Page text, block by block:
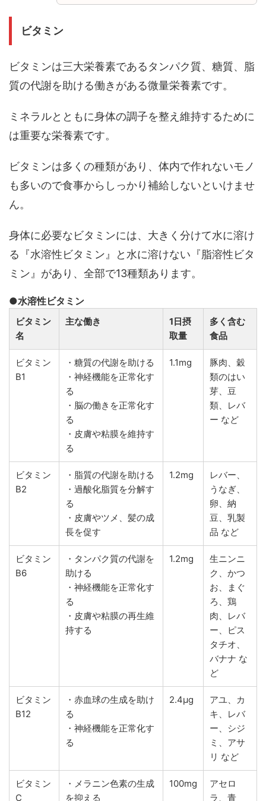
ビタミン
ビタミンは三大栄養素であるタンパク質、糖質、脂
質の代謝を助ける働きがある微量栄養素です。
ミネラルとともに身体の調子を整え維持するために
は重要な栄養素です。
ビタミンは多くの種類があり、体内で作れないモノ
も多いので食事からしっかり補給しないといけませ
ん。
身体に必要なビタミンには、大きく分けて水に溶け
る『水溶性ビタミン』と水に溶けない『脂溶性ビタ
ミン』があり、全部で13種類あります。
●水溶性ビタミン
ビタミン
名
主な働き
1日摂
取量
多く含む
食品
ビタミン
B1
・糖質の代謝を助ける
・神経機能を正常化す
る
・脳の働きを正常化す
る
・皮膚や粘膜を維持す
る
1.1mg
豚肉、穀
類のはい
芽、豆
類、レバ
ー など
ビタミン
B2
・脂質の代謝を助ける
・過酸化脂質を分解す
る
・皮膚やツメ、髪の成
長を促す
1.2mg
レバー、
うなぎ、
卵、納
豆、乳製
品 など
ビタミン
B6
・タンパク質の代謝を
助ける
・神経機能を正常化す
る
・皮膚や粘膜の再生維
持する
1.2mg
生ニンニ
ク、かつ
お、まぐ
ろ、鶏
肉、レバ
ー、ピス
タチオ、
バナナ な
ど
ビタミン
B12
・赤血球の生成を助け
る
・神経機能を正常化す
る
2.4μg
アユ、カ
キ、レバ
ー、シジ
ミ、アサ
リ など
ビタミン
C
・メラニン色素の生成
を抑える
100mg
アセロ
ラ、青